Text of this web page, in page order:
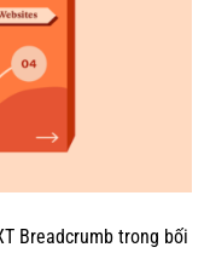
Breadcrumb trong bối